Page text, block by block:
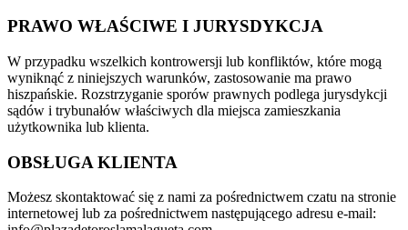
PRAWO WŁAŚCIWE I JURYSDYKCJA
W przypadku wszelkich kontrowersji lub konfliktów, które mogą
wyniknąć z niniejszych warunków, zastosowanie ma prawo
hiszpańskie. Rozstrzyganie sporów prawnych podlega jurysdykcji
sądów i trybunałów właściwych dla miejsca zamieszkania
użytkownika lub klienta.
OBSŁUGA KLIENTA
Możesz skontaktować się z nami za pośrednictwem czatu na stronie
internetowej lub za pośrednictwem następującego adresu e-mail: